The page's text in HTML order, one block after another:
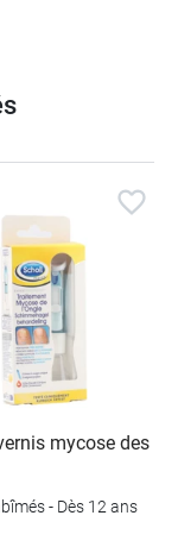
mycose des
- Dès 12 ans